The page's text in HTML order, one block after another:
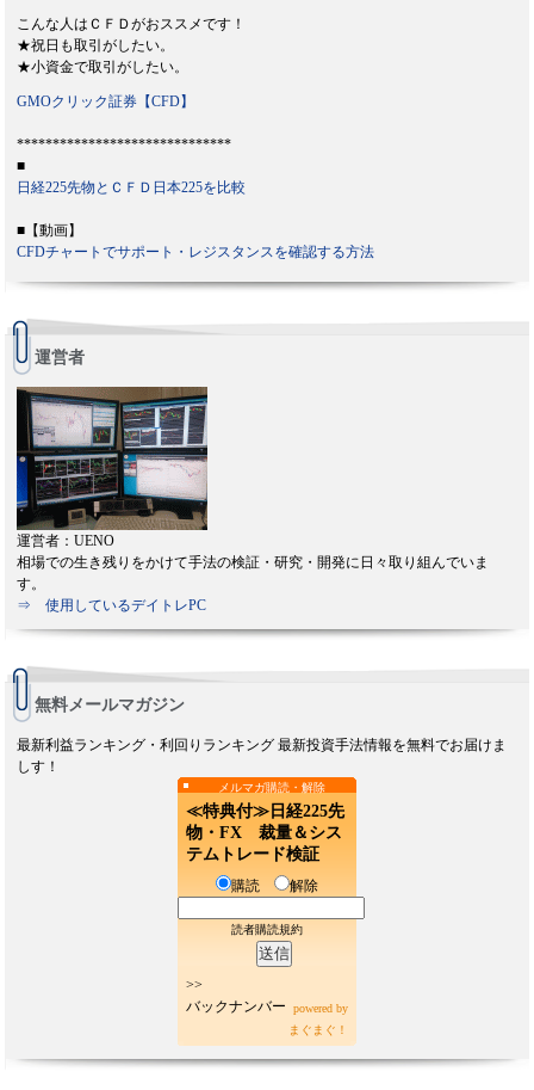
こんな人はＣＦＤがおススメです！
★祝日も取引がしたい。
★小資金で取引がしたい。
GMOクリック証券【CFD】
******************************
■
日経225先物とＣＦＤ日本225を比較
■【動画】
CFDチャートでサポート・レジスタンスを確認する方法
運営者
運営者：UENO
相場での生き残りをかけて手法の検証・研究・開発に日々取り組んでいま
す。
⇒ 使用しているデイトレPC
無料メールマガジン
最新利益ランキング・利回りランキング 最新投資手法情報を無料でお届けま
しす！
メルマガ購読・解除
≪特典付≫日経225先
物・FX 裁量＆シス
テムトレード検証
購読 解除
読者購読規約
>>
バックナンバー
powered by
まぐまぐ！